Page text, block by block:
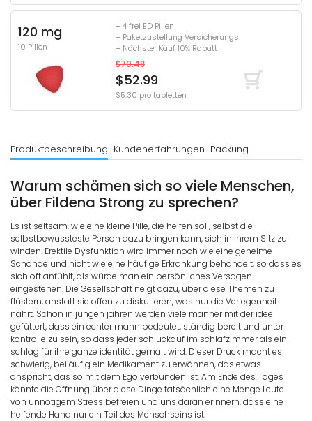
120 mg
10 Pillen
+ 4 frei ED Pillen
+ Paketzustellung Versicherungs
+ Nächster Kauf 10% Rabatt
$70.48
$52.99
$5.30 pro tabletten
Produktbeschreibung Kundenerfahrungen Packung
Warum schämen sich so viele Menschen,
über Fildena Strong zu sprechen?
Es ist seltsam, wie eine kleine Pille, die helfen soll, selbst die
selbstbewussteste Person dazu bringen kann, sich in ihrem Sitz zu
winden. Erektile Dysfunktion wird immer noch wie eine geheime
Schande und nicht wie eine häufige Erkrankung behandelt, so dass es
sich oft anfühlt, als würde man ein persönliches Versagen
eingestehen. Die Gesellschaft neigt dazu, über diese Themen zu
flüstern, anstatt sie offen zu diskutieren, was nur die Verlegenheit
nährt. Schon in jungen jahren werden viele männer mit der idee
gefüttert, dass ein echter mann bedeutet, ständig bereit und unter
kontrolle zu sein, so dass jeder schluckauf im schlafzimmer als ein
schlag für ihre ganze identität gemalt wird. Dieser Druck macht es
schwierig, beiläufig ein Medikament zu erwähnen, das etwas
anspricht, das so mit dem Ego verbunden ist. Am Ende des Tages
könnte die Öffnung über diese Dinge tatsächlich eine Menge Leute
von unnötigem Stress befreien und uns daran erinnern, dass eine
helfende Hand nur ein Teil des Menschseins ist.